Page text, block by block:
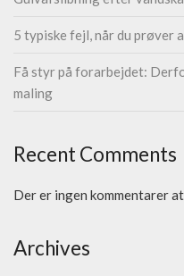
5 typiske fejl, når du prøver
Få styr på forarbejdet:
maling
Recent Comments
Der er ingen kommentarer
Archives